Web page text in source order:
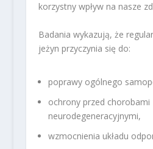
korzystny wpływ na nasze
Badania wykazują, że
jeżyn przyczynia się do:
poprawy ogólnego
ochrony przed chorobami
neurodegeneracyjnymi,
wzmocnienia układu